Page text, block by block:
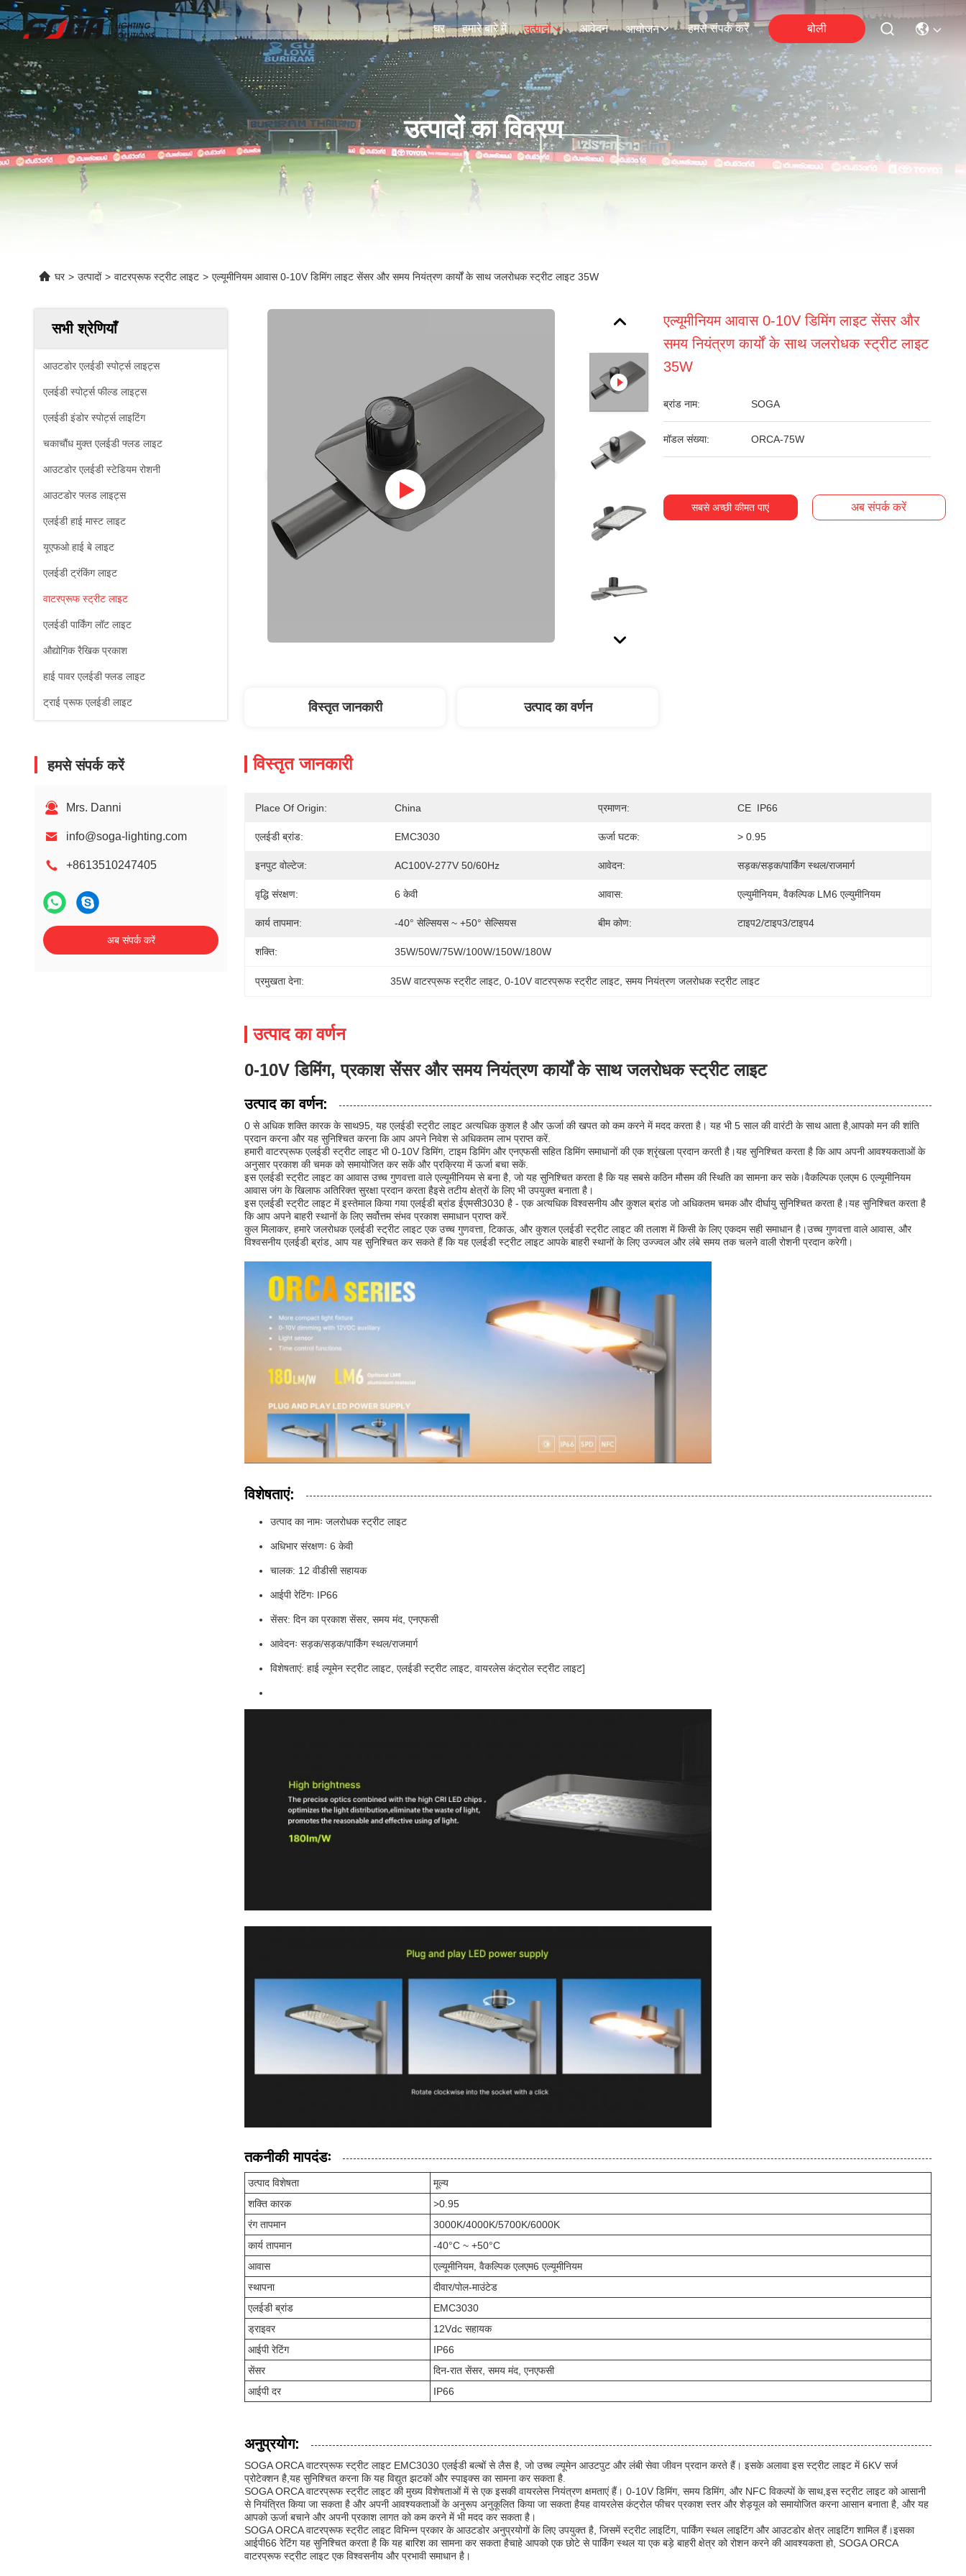
घर हमारे बारे में उत्पादों आवेदन आयोजन हमसे संपर्क करें बोली
उत्पादों का विवरण
घर > उत्पादों > वाटरप्रूफ स्ट्रीट लाइट > एल्यूमीनियम आवास 0-10V डिमिंग लाइट सेंसर और समय नियंत्रण कार्यों के साथ जलरोधक स्ट्रीट लाइट 35W
सभी श्रेणियाँ
आउटडोर एलईडी स्पोर्ट्स लाइट्स
एलईडी स्पोर्ट्स फील्ड लाइट्स
एलईडी इंडोर स्पोर्ट्स लाइटिंग
चकाचौंध मुक्त एलईडी फ्लड लाइट
आउटडोर एलईडी स्टेडियम रोशनी
आउटडोर फ्लड लाइट्स
एलईडी हाई मास्ट लाइट
यूएफओ हाई बे लाइट
एलईडी ट्रंकिंग लाइट
वाटरप्रूफ स्ट्रीट लाइट
एलईडी पार्किंग लॉट लाइट
औद्योगिक रैखिक प्रकाश
हाई पावर एलईडी फ्लड लाइट
ट्राई प्रूफ एलईडी लाइट
हमसे संपर्क करें
Mrs. Danni
info@soga-lighting.com
+8613510247405
अब संपर्क करें
एल्यूमीनियम आवास 0-10V डिमिंग लाइट सेंसर और
समय नियंत्रण कार्यों के साथ जलरोधक स्ट्रीट लाइट
35W
ब्रांड नाम: SOGA
मॉडल संख्या: ORCA-75W
सबसे अच्छी कीमत पाएं अब संपर्क करें
विस्तृत जानकारी उत्पाद का वर्णन
विस्तृत जानकारी
Place Of Origin: China प्रमाणन: CE  IP66
एलईडी ब्रांड: EMC3030 ऊर्जा घटक: > 0.95
इनपुट वोल्टेज: AC100V-277V 50/60Hz आवेदन: सड़क/सड़क/पार्किंग स्थल/राजमार्ग
वृद्धि संरक्षण: 6 केवी आवास: एल्युमीनियम, वैकल्पिक LM6 एल्युमीनियम
कार्य तापमान: -40° सेल्सियस ~ +50° सेल्सियस बीम कोण: टाइप2/टाइप3/टाइप4
शक्ति: 35W/50W/75W/100W/150W/180W
प्रमुखता देना: 35W वाटरप्रूफ स्ट्रीट लाइट , 0-10V वाटरप्रूफ स्ट्रीट लाइट , समय नियंत्रण जलरोधक स्ट्रीट लाइट
उत्पाद का वर्णन
0-10V डिमिंग, प्रकाश सेंसर और समय नियंत्रण कार्यों के साथ जलरोधक स्ट्रीट लाइट
उत्पाद का वर्णन:
0 से अधिक शक्ति कारक के साथ95, यह एलईडी स्ट्रीट लाइट अत्यधिक कुशल है और ऊर्जा की खपत को कम करने में मदद करता है। यह भी 5 साल की वारंटी के साथ आता है,आपको मन की शांति
प्रदान करना और यह सुनिश्चित करना कि आप अपने निवेश से अधिकतम लाभ प्राप्त करें.
हमारी वाटरप्रूफ एलईडी स्ट्रीट लाइट भी 0-10V डिमिंग, टाइम डिमिंग और एनएफसी सहित डिमिंग समाधानों की एक श्रृंखला प्रदान करती है।यह सुनिश्चित करता है कि आप अपनी आवश्यकताओं के
अनुसार प्रकाश की चमक को समायोजित कर सकें और प्रक्रिया में ऊर्जा बचा सकें.
इस एलईडी स्ट्रीट लाइट का आवास उच्च गुणवत्ता वाले एल्यूमीनियम से बना है, जो यह सुनिश्चित करता है कि यह सबसे कठिन मौसम की स्थिति का सामना कर सके।वैकल्पिक एलएम 6 एल्यूमीनियम
आवास जंग के खिलाफ अतिरिक्त सुरक्षा प्रदान करता हैइसे तटीय क्षेत्रों के लिए भी उपयुक्त बनाता है।
इस एलईडी स्ट्रीट लाइट में इस्तेमाल किया गया एलईडी ब्रांड ईएमसी3030 है - एक अत्यधिक विश्वसनीय और कुशल ब्रांड जो अधिकतम चमक और दीर्घायु सुनिश्चित करता है।यह सुनिश्चित करता है
कि आप अपने बाहरी स्थानों के लिए सर्वोत्तम संभव प्रकाश समाधान प्राप्त करें.
कुल मिलाकर, हमारे जलरोधक एलईडी स्ट्रीट लाइट एक उच्च गुणवत्ता, टिकाऊ, और कुशल एलईडी स्ट्रीट लाइट की तलाश में किसी के लिए एकदम सही समाधान है।उच्च गुणवत्ता वाले आवास, और
विश्वसनीय एलईडी ब्रांड, आप यह सुनिश्चित कर सकते हैं कि यह एलईडी स्ट्रीट लाइट आपके बाहरी स्थानों के लिए उज्ज्वल और लंबे समय तक चलने वाली रोशनी प्रदान करेगी।
विशेषताएं:
उत्पाद का नामः जलरोधक स्ट्रीट लाइट
अधिभार संरक्षणः 6 केवी
चालक: 12 वीडीसी सहायक
आईपी रेटिंगः IP66
सेंसर: दिन का प्रकाश सेंसर, समय मंद, एनएफसी
आवेदनः सड़क/सड़क/पार्किंग स्थल/राजमार्ग
विशेषताएं: हाई ल्यूमेन स्ट्रीट लाइट, एलईडी स्ट्रीट लाइट, वायरलेस कंट्रोल स्ट्रीट लाइट]
तकनीकी मापदंडः
उत्पाद विशेषता
मूल्य
शक्ति कारक
>0.95
रंग तापमान
3000K/4000K/5700K/6000K
कार्य तापमान
-40°C ~ +50°C
आवास
एल्यूमीनियम, वैकल्पिक एलएम6 एल्यूमीनियम
स्थापना
दीवार/पोल-माउंटेड
एलईडी ब्रांड
EMC3030
ड्राइवर
12Vdc सहायक
आईपी रेटिंग
IP66
सेंसर
दिन-रात सेंसर, समय मंद, एनएफसी
आईपी दर
IP66
अनुप्रयोग:
SOGA ORCA वाटरप्रूफ स्ट्रीट लाइट EMC3030 एलईडी बल्बों से लैस है, जो उच्च ल्यूमेन आउटपुट और लंबी सेवा जीवन प्रदान करते हैं। इसके अलावा इस स्ट्रीट लाइट में 6KV सर्ज
प्रोटेक्शन है,यह सुनिश्चित करना कि यह विद्युत झटकों और स्पाइक्स का सामना कर सकता है.
SOGA ORCA वाटरप्रूफ स्ट्रीट लाइट की मुख्य विशेषताओं में से एक इसकी वायरलेस नियंत्रण क्षमताएं हैं। 0-10V डिमिंग, समय डिमिंग, और NFC विकल्पों के साथ,इस स्ट्रीट लाइट को आसानी
से नियंत्रित किया जा सकता है और अपनी आवश्यकताओं के अनुरूप अनुकूलित किया जा सकता हैयह वायरलेस कंट्रोल फीचर प्रकाश स्तर और शेड्यूल को समायोजित करना आसान बनाता है, और यह
आपको ऊर्जा बचाने और अपनी प्रकाश लागत को कम करने में भी मदद कर सकता है।
SOGA ORCA वाटरप्रूफ स्ट्रीट लाइट विभिन्न प्रकार के आउटडोर अनुप्रयोगों के लिए उपयुक्त है, जिसमें स्ट्रीट लाइटिंग, पार्किंग स्थल लाइटिंग और आउटडोर क्षेत्र लाइटिंग शामिल हैं।इसका
आईपी66 रेटिंग यह सुनिश्चित करता है कि यह बारिश का सामना कर सकता हैचाहे आपको एक छोटे से पार्किंग स्थल या एक बड़े बाहरी क्षेत्र को रोशन करने की आवश्यकता हो, SOGA ORCA
वाटरप्रूफ स्ट्रीट लाइट एक विश्वसनीय और प्रभावी समाधान है।